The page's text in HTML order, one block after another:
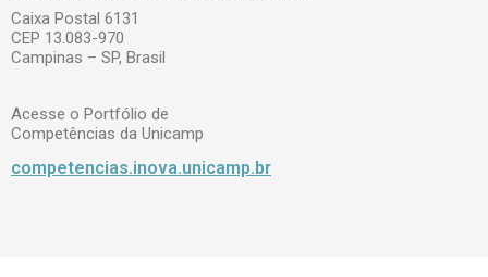
Caixa Postal 6131
CEP 13.083-970
Campinas – SP, Brasil
Acesse o Portfólio de
Competências da Unicamp
competencias.inova.unicamp.br